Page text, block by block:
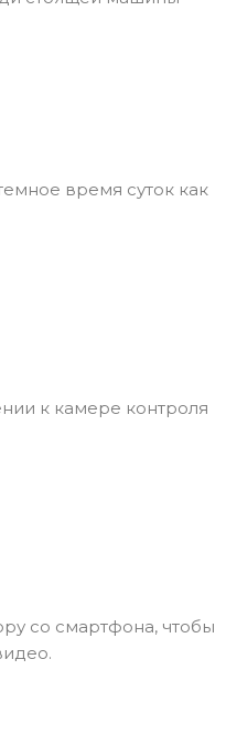
время суток как
к камере контроля
со смартфона, чтобы